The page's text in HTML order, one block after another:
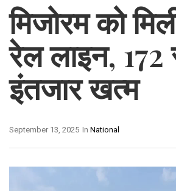
मिजोरम को
रेल लाइन, 172
इंतजार खत्म
In National
September 13, 2025